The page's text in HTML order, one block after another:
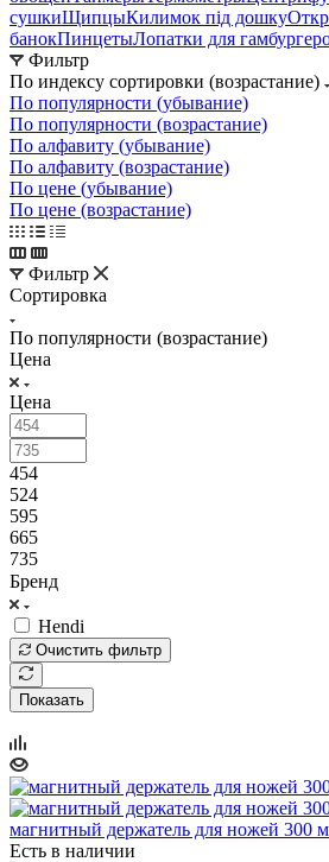
сушкиЩипцыКилимок під дошку
банокПинцетыЛопатки для
Фильтр
По индексу сортировки (возрастание)
По популярности (убывание)
По популярности (возрастание)
По алфавиту (убывание)
По алфавиту (возрастание)
По цене (убывание)
По цене (возрастание)
Фильтр
Сортировка
По популярности (возрастание)
Цена
Цена
454
524
595
665
735
Бренд
Hendi
Очистить фильтр
Показать
магнитный держатель для ножей 300
Есть в наличии